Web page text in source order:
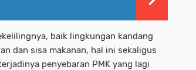
baik lingkungan kandang
dan sisa makanan, hal ini sekaligus
penyebaran PMK yang lagi